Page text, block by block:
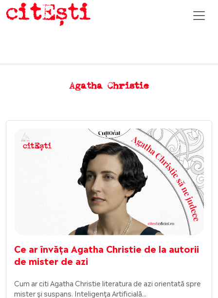
Agatha Christie
Ce ar învăța Agatha Christie de la autorii
de mister de azi
Cum ar citi Agatha Christie literatura de azi orientată spre
mister și suspans. Inteligența Artificială...